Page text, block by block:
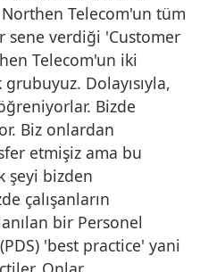
Telecom'un tüm
sene verdiği 'Customer
Telecom'un iki
Dolayısıyla,
Bizde
Biz onlardan
etmişiz ama bu
şeyi bizden
çalışanların
bir Personel
'best practice' yani